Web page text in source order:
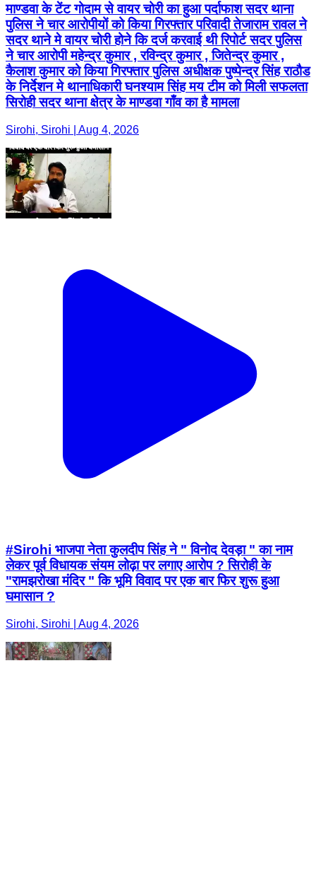
माण्डवा के टेंट गोदाम से वायर चोरी का हुआ पर्दाफाश सदर थाना
पुलिस ने चार आरोपीयों को किया गिरफ्तार परिवादी तेजाराम रावल ने
सदर थाने मे वायर चोरी होने कि दर्ज करवाई थी रिपोर्ट सदर पुलिस
ने चार आरोपी महेन्द्र कुमार , रविन्द्र कुमार , जितेन्द्र कुमार ,
कैलाश कुमार को किया गिरफ्तार पुलिस अधीक्षक पुष्पेन्द्र सिंह राठौड
के निर्देशन मे थानाधिकारी घनश्याम सिंह मय टीम को मिली सफलता
सिरोही सदर थाना क्षेत्र के माण्डवा गाँव का है मामला
Sirohi, Sirohi | Aug 4, 2026
#Sirohi भाजपा नेता कुलदीप सिंह ने " विनोद देवड़ा " का नाम
लेकर पूर्व विधायक संयम लोढ़ा पर लगाए आरोप ? सिरोही के
"रामझरोखा मंदिर " कि भूमि विवाद पर एक बार फिर शुरू हुआ
घमासान ?
Sirohi, Sirohi | Aug 4, 2026